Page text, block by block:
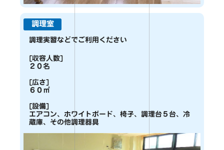
調理室
調理実習などでご利用ください
[収容人数]
２０名
[広さ]
６０㎡
[設備]
エアコン、ホワイトボード、椅子、調理台５台、冷
蔵庫、その他調理器具